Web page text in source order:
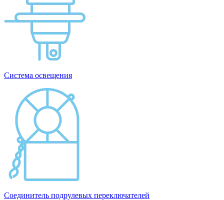
Система освещения
Соединитель подрулевых переключателей